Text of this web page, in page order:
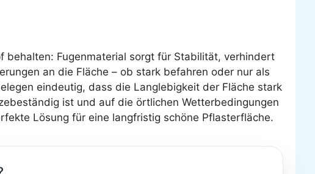
behalten: Fugenmaterial sorgt für Stabilität, verhindert
an die Fläche – ob stark befahren oder nur als
eindeutig, dass die Langlebigkeit der Fläche stark
ist und auf die örtlichen Wetterbedingungen
Lösung für eine langfristig schöne Pflasterfläche.